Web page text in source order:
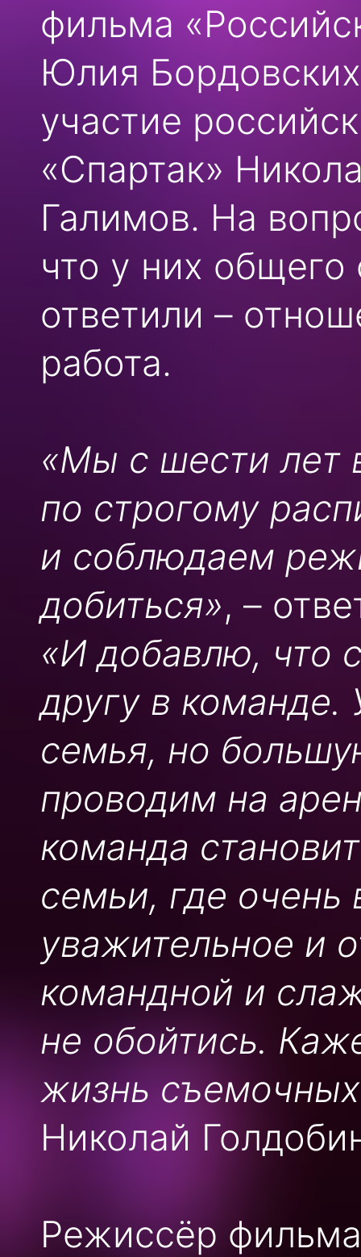
фильма
Юлия
участие
«Спартак»
Галимов. На
что у них
ответили –
работа.
«Мы с шести лет
по строгому
и соблюдаем
добиться», –
«И добавлю, что
другу в команде.
семья, но
проводим на
команда
семьи, где очень
уважительное и
командной и
не обойтись.
жизнь
Николай
Режиссёр